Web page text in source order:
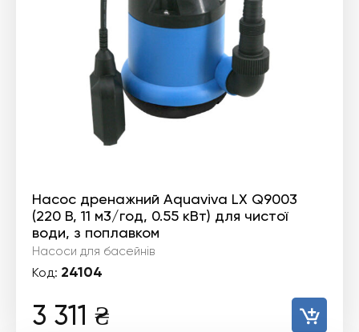
Насос дренажний Aquaviva LX Q9003
(220 В, 11 м3/год, 0.55 кВт) для чистої
води, з поплавком
Насоси для басейнів
Код: 24104
3 311 ₴